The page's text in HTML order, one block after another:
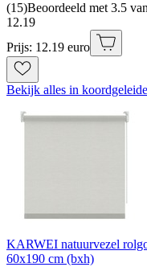
(15)Beoordeeld met 3.5
12.19
Prijs: 12.19 euro
Bekijk alles in
KARWEI natuurvezel
60x190 cm (bxh)